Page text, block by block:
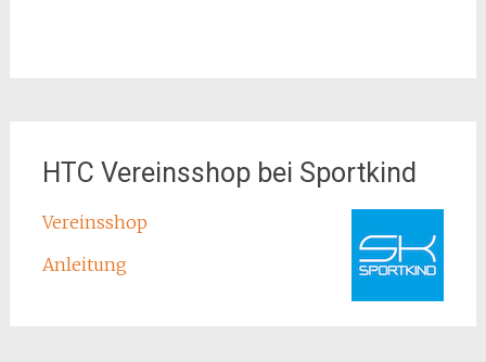
HTC Vereinsshop bei Sportkind
Vereinsshop
Anleitung